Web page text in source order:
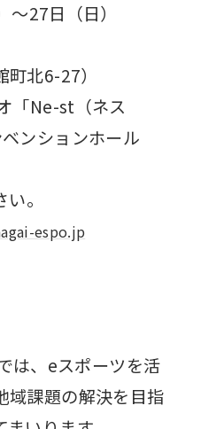
27日（日）
北6-27）
「Ne-st（ネス
ンションホール
。
espo.jp
は、eスポーツを活
域課題の解決を目指